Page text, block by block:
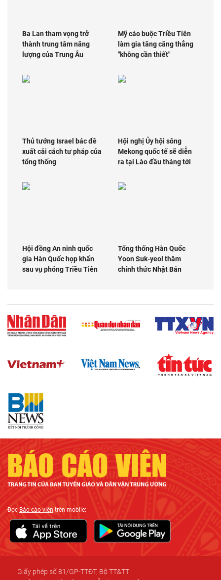
Ba Lan tham vọng trở
thành trung tâm năng
lượng của Trung Âu
Mỹ cáo buộc Triều Tiên
làm gia tăng căng thẳng
"không cần thiết"
Thủ tướng Israel bác đề
xuất cải cách tư pháp của
tổng thống
Hội nghị Ủy hội sông
Mekong quốc tế sẽ diễn
ra tại Lào đầu tháng tới
Hội đồng An ninh quốc
gia Hàn Quốc họp khẩn
sau vụ phóng Triều Tiên
Tổng thống Hàn Quốc
Yoon Suk-yeol thăm
chính thức Nhật Bản
ĐọcBáo cáo viên trên mobile:
Giấy phép số 81/GP-TTĐT, Bộ TT&TT